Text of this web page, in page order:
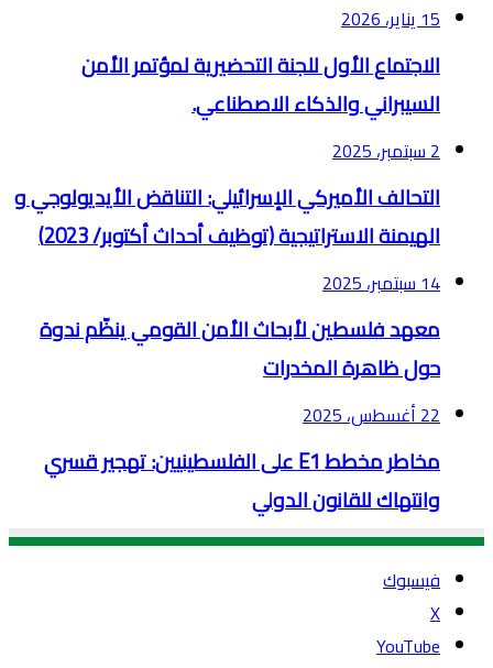
15 يناير، 2026
الاجتماع الأول للجنة التحضيرية لمؤتمر الأمن
السيبراني والذكاء الاصطناعي.
2 سبتمبر، 2025
التحالف الأميركي الإسرائيلي: التناقض الأيديولوجي و
الهيمنة الاستراتيجية (توظيف أحداث أكتوبر/ 2023)
14 سبتمبر، 2025
معهد فلسطين لأبحاث الأمن القومي ينظّم ندوة
حول ظاهرة المخدرات
22 أغسطس، 2025
مخاطر مخطط E1 على الفلسطينيين: تهجير قسري
وانتهاك للقانون الدولي
فيسبوك
‫X
‫YouTube